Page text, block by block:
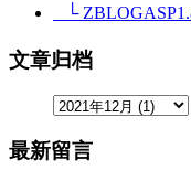
└
文章归档
最新留言